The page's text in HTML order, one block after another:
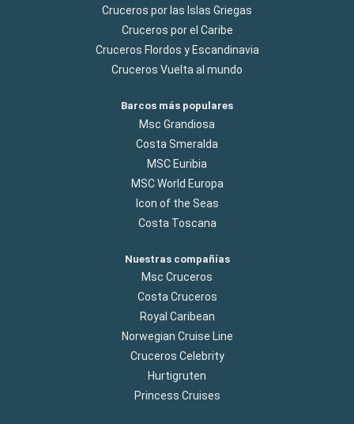
Cruceros por las Islas Griegas
Cruceros por el Caribe
Cruceros Flordos y Escandinavia
Cruceros Vuelta al mundo
Barcos más populares
Msc Grandiosa
Costa Smeralda
MSC Euribia
MSC World Europa
Icon of the Seas
Costa Toscana
Nuestras compañías
Msc Cruceros
Costa Cruceros
Royal Caribean
Norwegian Cruise Line
Cruceros Celebrity
Hurtigruten
Princess Cruises